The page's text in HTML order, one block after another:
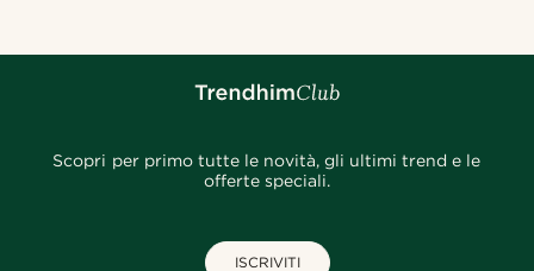
Scopri per primo tutte le novità, gli ultimi trend e le
offerte speciali.
ISCRIVITI